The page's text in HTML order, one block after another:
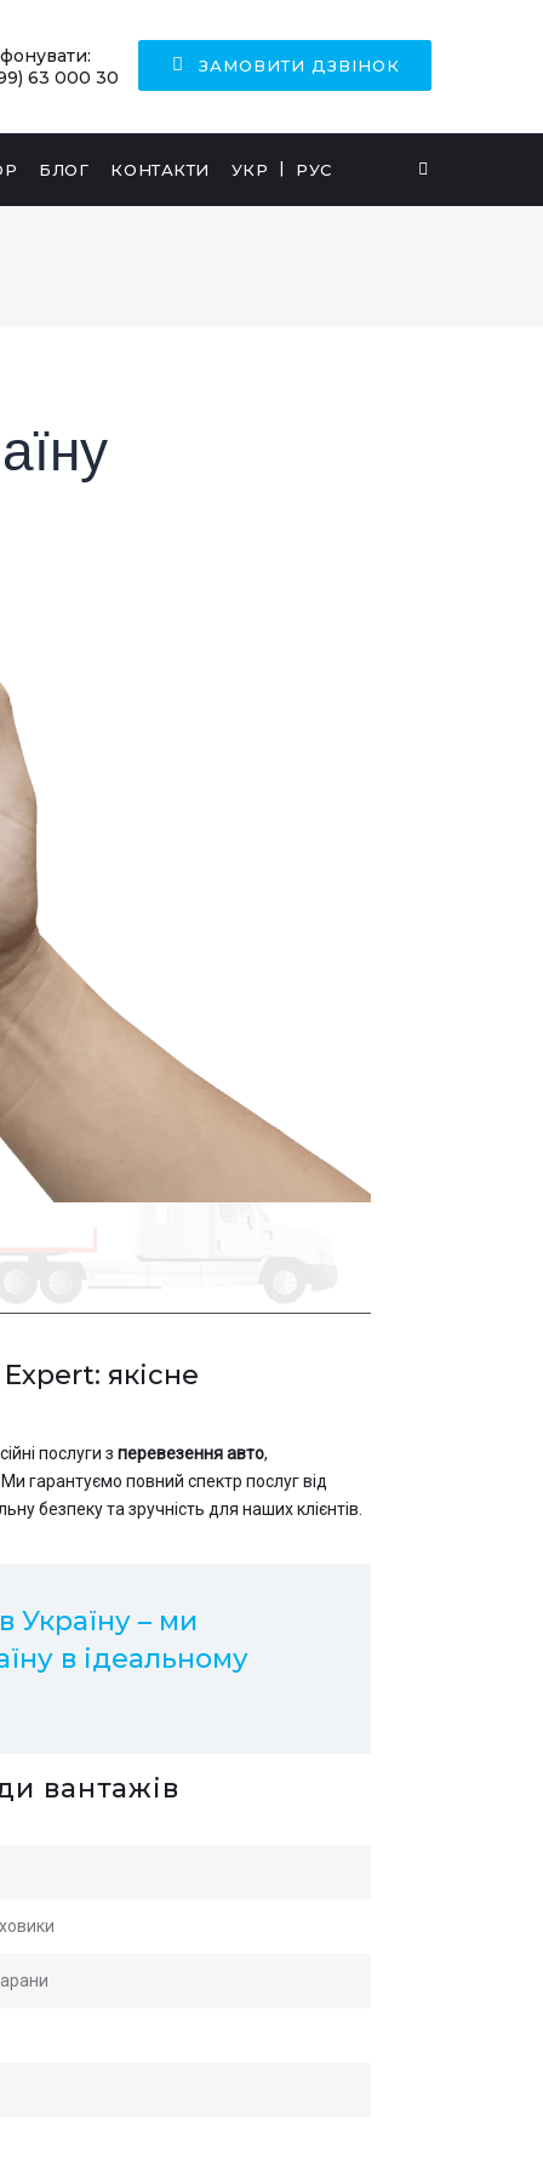
63 000 30
ЗАМОВИТИ ДЗВІНОК
БЛОГ КОНТАКТИ УКР РУС
якісне
послуги з перевезення авто,
гарантуємо повний спектр послуг від
безпеку та зручність для наших клієнтів.
Україну – ми
в ідеальному
вантажів